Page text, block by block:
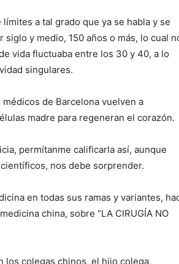
a tal grado que ya se habla y se
y medio, 150 años o más, lo cual
vida fluctuaba entre los 30 y 40, a lo
singulares.
de Barcelona vuelven a
madre para regeneran el corazón.
permítanme calificarla así, aunque
nos debe sorprender.
en todas sus ramas y variantes,
china, sobre “LA CIRUGÍA NO
los colegas chinos, el hijo colega,